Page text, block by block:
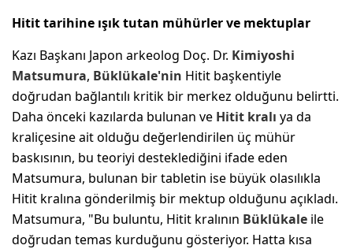
Hitit tarihine ışık tutan mühürler ve mektuplar
Kazı Başkanı Japon arkeolog Doç. Dr. Kimiyoshi
Matsumura, Büklükale'nin Hitit başkentiyle
doğrudan bağlantılı kritik bir merkez olduğunu belirtti.
Daha önceki kazılarda bulunan ve Hitit kralı ya da
kraliçesine ait olduğu değerlendirilen üç mühür
baskısının, bu teoriyi desteklediğini ifade eden
Matsumura, bulunan bir tabletin ise büyük olasılıkla
Hitit kralına gönderilmiş bir mektup olduğunu açıkladı.
Matsumura, "Bu buluntu, Hitit kralının Büklükale ile
doğrudan temas kurduğunu gösteriyor. Hatta kısa